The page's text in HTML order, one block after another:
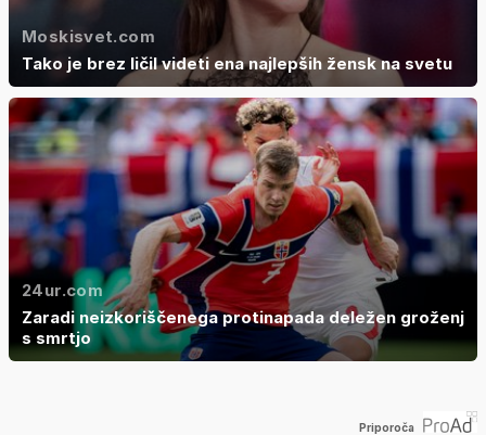
Moskisvet.com
Tako je brez ličil videti ena najlepših žensk na svetu
24ur.com
Zaradi neizkoriščenega protinapada deležen groženj
s smrtjo
Priporoča